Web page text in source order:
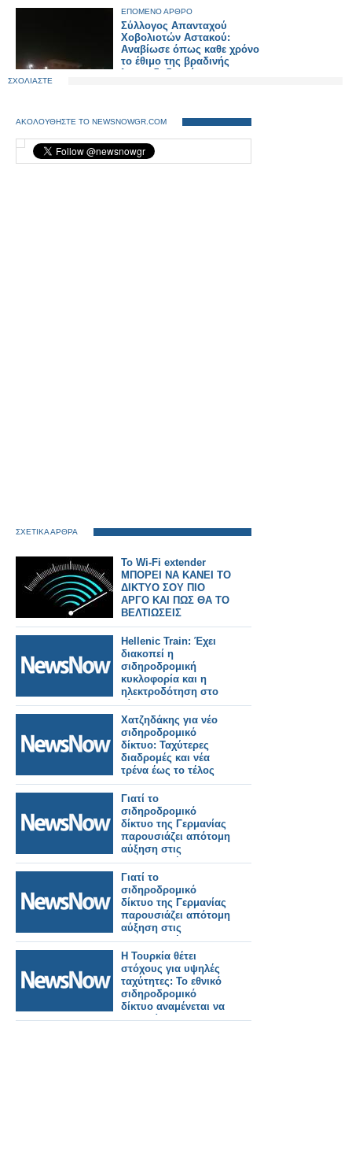
ΕΠΟΜΕΝΟ ΑΡΘΡΟ
Σύλλογος Απανταχού
Χοβολιοτών Αστακού:
Αναβίωσε όπως καθε χρόνο
το έθιμο της βραδινής
λαμπαδηδρομίας.
ΣΧΟΛΙΑΣΤΕ
ΑΚΟΛΟΥΘΗΣΤΕ ΤΟ NEWSNOWGR.COM
ΣΧΕΤΙΚΑ ΑΡΘΡΑ
Το Wi-Fi extender
ΜΠΟΡΕΙ ΝΑ ΚΑΝΕΙ ΤΟ
ΔΙΚΤΥΟ ΣΟΥ ΠΙΟ
ΑΡΓΟ ΚΑΙ ΠΩΣ ΘΑ ΤΟ
ΒΕΛΤΙΩΣΕΙΣ
Hellenic Train: Έχει
διακοπεί η
σιδηροδρομική
κυκλοφορία και η
ηλεκτροδότηση στο
δίκτυο του
Προαστιακού
Σιδηροδρόμου
Αθηνών.
Χατζηδάκης για νέο
σιδηροδρομικό
δίκτυο: Ταχύτερες
διαδρομές και νέα
τρένα έως το τέλος
του 2026.
Γιατί το
σιδηροδρομικό
δίκτυο της Γερμανίας
παρουσιάζει απότομη
αύξηση στις
εγκληματικές
επιθέσεις.
Γιατί το
σιδηροδρομικό
δίκτυο της Γερμανίας
παρουσιάζει απότομη
αύξηση στις
εγκληματικές
επιθέσεις.
Η Τουρκία θέτει
στόχους για υψηλές
ταχύτητες: Το εθνικό
σιδηροδρομικό
δίκτυο αναμένεται να
αυξηθεί στα 28.590